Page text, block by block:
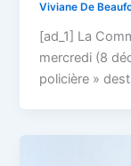
Viviane De
[ad_1] La
mercredi (8
policière »